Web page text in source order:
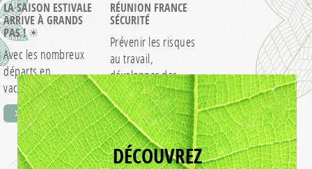
LA SAISON ESTIVALE
ARRIVE À GRANDS
PAS ! ☀
Avec les nombreux
départs en
vacances, il est
essentiel d’anticiper
vos événements…
> EN SAVOIR +
RÉUNION FRANCE
SÉCURITÉ
Prévenir les risques
au travail,
développer des
équipements de
protection éco-
responsables,
telles…
> EN SAVOIR +
DÉCOUVREZ